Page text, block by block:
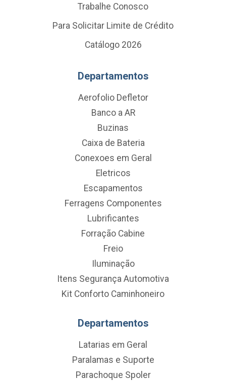
Trabalhe Conosco
Para Solicitar Limite de Crédito
Catálogo 2026
Departamentos
Aerofolio Defletor
Banco a AR
Buzinas
Caixa de Bateria
Conexoes em Geral
Eletricos
Escapamentos
Ferragens Componentes
Lubrificantes
Forração Cabine
Freio
Iluminação
Itens Segurança Automotiva
Kit Conforto Caminhoneiro
Departamentos
Latarias em Geral
Paralamas e Suporte
Parachoque Spoler